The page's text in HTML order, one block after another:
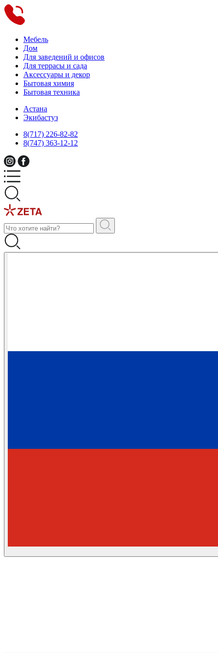
Мебель
Дом
Для заведений и офисов
Для террасы и сада
Аксессуары и декор
Бытовая химия
Бытовая техника
Астана
Экибастуз
8(717) 226-82-82
8(747) 363-12-12